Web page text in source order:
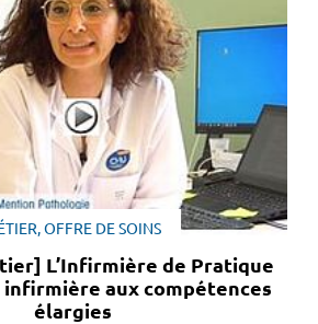
OFFRE DE SOINS
L’Infirmière de Pratique
infirmière aux compétences
élargies